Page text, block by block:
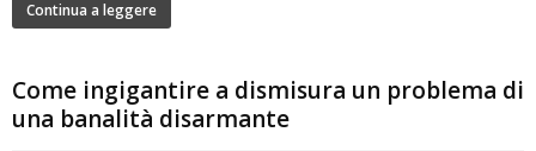
Continua a leggere
Come ingigantire a dismisura un problema di
una banalità disarmante